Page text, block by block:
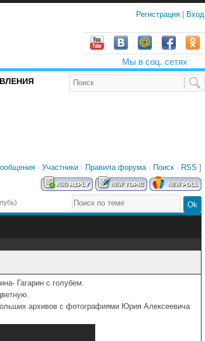
Регистрация Вход
Мы в соц. сетях
· Участники · Правила форума· Поиск · RSS ]
Гагарин с голубем.
архивов с фотографиями Юрия Алексеевича